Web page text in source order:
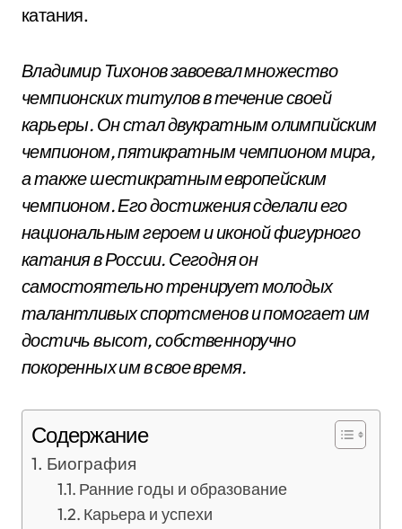
катания.
Владимир Тихонов завоевал множество
чемпионских титулов в течение своей
карьеры. Он стал двукратным олимпийским
чемпионом, пятикратным чемпионом мира,
а также шестикратным европейским
чемпионом. Его достижения сделали его
национальным героем и иконой фигурного
катания в России. Сегодня он
самостоятельно тренирует молодых
талантливых спортсменов и помогает им
достичь высот, собственноручно
покоренных им в свое время.
Содержание
Биография
Ранние годы и образование
Карьера и успехи